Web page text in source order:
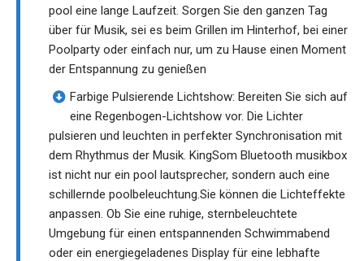
pool eine lange Laufzeit. Sorgen Sie den ganzen Tag
über für Musik, sei es beim Grillen im Hinterhof, bei einer
Poolparty oder einfach nur, um zu Hause einen Moment
der Entspannung zu genießen
Farbige Pulsierende Lichtshow: Bereiten Sie sich auf
eine Regenbogen-Lichtshow vor. Die Lichter
pulsieren und leuchten in perfekter Synchronisation mit
dem Rhythmus der Musik. KingSom Bluetooth musikbox
ist nicht nur ein pool lautsprecher, sondern auch eine
schillernde poolbeleuchtung.Sie können die Lichteffekte
anpassen. Ob Sie eine ruhige, sternbeleuchtete
Umgebung für einen entspannenden Schwimmabend
oder ein energiegeladenes Display für eine lebhafte